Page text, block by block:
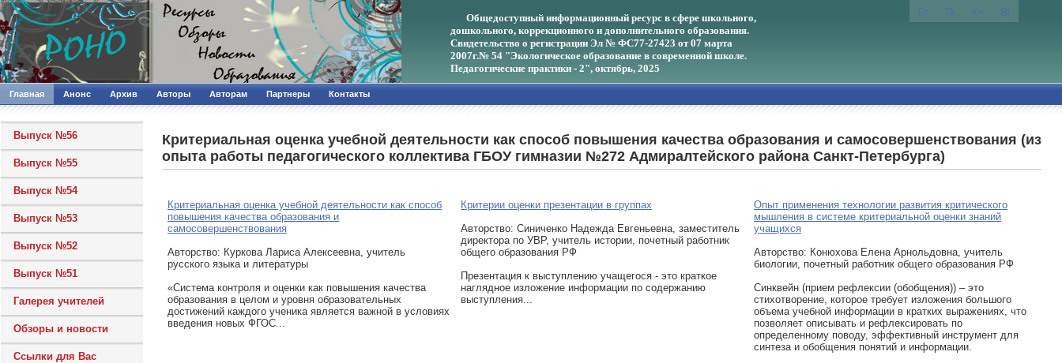
Общедоступный информационный ресурс в сфере школьного,
дошкольного, коррекционного и дополнительного образования.
Свидетельство о регистрации Эл № ФС77-27423 от 07 марта
2007г.№ 54 "Экологическое образование в современной школе.
Педагогические практики - 2", октябрь, 2025
Главная Анонс Архив Авторы Авторам Партнеры Контакты
Выпуск №56
Выпуск №55
Выпуск №54
Выпуск №53
Выпуск №52
Выпуск №51
Галерея учителей
Обзоры и новости
Ссылки для Вас
Критериальная оценка учебной деятельности как способ повышения качества образования и самосовершенствования (из
опыта работы педагогического коллектива ГБОУ гимназии №272 Адмиралтейского района Санкт-Петербурга)
Критериальная оценка учебной деятельности как способ
повышения качества образования и
самосовершенствования
Авторcтво: Куркова Лариса Алексеевна, учитель
русского языка и литературы
«Система контроля и оценки как повышения качества
образования в целом и уровня образовательных
достижений каждого ученика является важной в условиях
введения новых ФГОС...
Критерии оценки презентации в группах
Авторcтво: Синиченко Надежда Евгеньевна, заместитель
директора по УВР, учитель истории, почетный работник
общего образования РФ
Презентация к выступлению учащегося - это краткое
наглядное изложение информации по содержанию
выступления...
Опыт применения технологии развития критического
мышления в системе критериальной оценки знаний
учащихся
Авторcтво: Конюхова Елена Арнольдовна, учитель
биологии, почетный работник общего образования РФ
Синквейн (прием рефлексии (обобщения)) – это
стихотворение, которое требует изложения большого
объема учебной информации в кратких выражениях, что
позволяет описывать и рефлексировать по
определенному поводу, эффективный инструмент для
синтеза и обобщения понятий и информации.